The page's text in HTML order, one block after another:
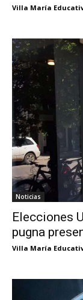
Villa María
Noticias
Elecciones
pugna
Villa María